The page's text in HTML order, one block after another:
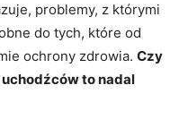
problemy, z którymi
do tych, które od
ochrony zdrowia. Czy
to nadal